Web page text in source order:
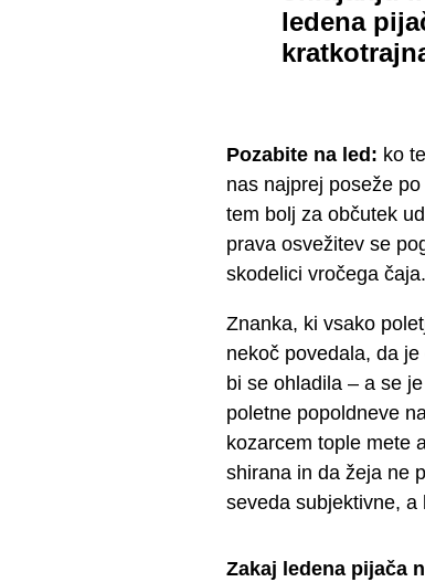
ledena
Pozabite na led: ko
nas najprej poseže
tem bolj za občutek
prava osvežitev se
skodelici vročega čaja.
Znanka, ki vsako
nekoč povedala, da
bi se ohladila – a se
poletne popoldneve
kozarcem tople mete
shirana in da žeja ne
seveda subjektivne, a
Zakaj ledena pijača